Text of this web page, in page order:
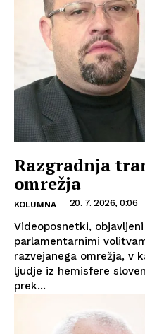
Razgradnja
omrežja
KOLUMNA 20. 7. 2026, 0:06
Videoposnetki,
parlamentarnimi
razvejanega omrežja, v
ljudje iz hemisfere
prek...